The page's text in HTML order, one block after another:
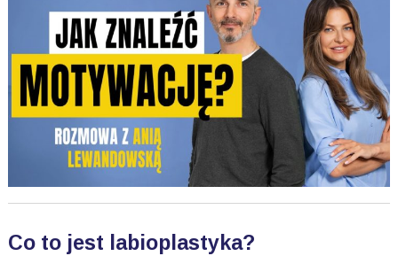
Co to jest labioplastyka?